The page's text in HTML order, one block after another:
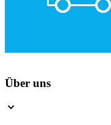
Über uns